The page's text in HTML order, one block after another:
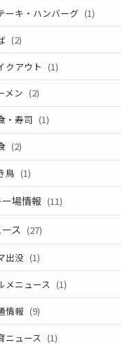
ーキ・ハンバーグ (1)
(2)
クアウト (1)
メン (2)
・寿司 (1)
(2)
鳥 (1)
ー場情報 (11)
ス (27)
出没 (1)
メニュース (1)
情報 (9)
ニュース (1)